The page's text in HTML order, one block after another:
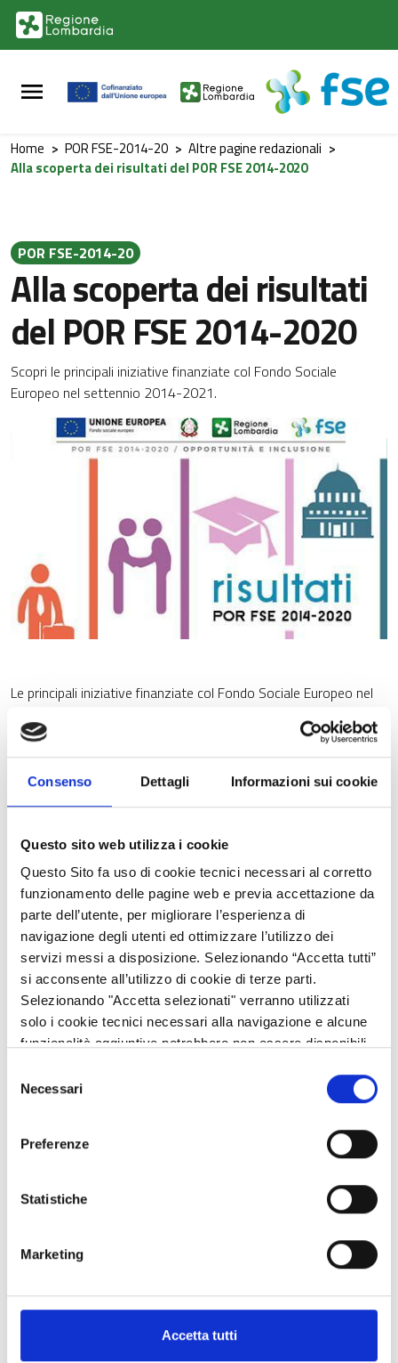
Consenso Dettagli Informazioni sui cookie
Questo sito web utilizza i cookie
Questo Sito fa uso di cookie tecnici necessari al corretto
funzionamento delle pagine web e previa accettazione da
parte dell’utente, per migliorare l’esperienza di
navigazione degli utenti ed ottimizzare l’utilizzo dei
servizi messi a disposizione. Selezionando “Accetta tutti”
si acconsente all’utilizzo di cookie di terze parti.
Selezionando "Accetta selezionati" verranno utilizzati
solo i cookie tecnici necessari alla navigazione e alcune
funzionalità aggiuntive potrebbero non essere disponibili.
delNecessari
Preferenze
Statistiche
Marketing
Accetta tutti
Vai al contenuto principale
Vai al footer
Home > POR FSE-2014-20 > Altre pagine redazionali >
Alla scoperta dei risultati del POR FSE 2014-2020
POR FSE-2014-20
Alla scoperta dei risultati
del POR FSE 2014-2020
Scopri le principali iniziative finanziate col Fondo Sociale
Europeo nel settennio 2014-2021.
Le principali iniziative finanziate col Fondo Sociale Europeo nel
inclusiva, realizzata con interventi rivolti al mercato del lavoro,
alla formazione, all'istruzione e all’inclusione sociale.
Gli obiettivi strategici raggiunti sono:
crescita economica e produttiva;
la promozione e l’incentivazione dell’occupazione e
dell’inclusione attiva con mercati del lavoro inclusivi, basati sul
modello di valutazione multidimensionale del bisogno e accesso
a servizi di qualità;
la realizzazione di politiche per la casa, come strumento di
integrazione sociale e sviluppo;
la risposta alle sfide della crisi rilanciando l’economia regionale
tramite lo sviluppo del capitale umano con azioni di istruzione e
formazione professionale che rafforzano la competitività del
il miglioramento della performance della pubblica
amministrazione nel suo complesso e dell’intera filiera di attori
la sinergia con il POR FESR nella politica di sviluppo urbano
Consulta le schede di sintesi e scopri i risultati delle principali
iniziative finanziate col Fondo Sociale Europeo nel settennio